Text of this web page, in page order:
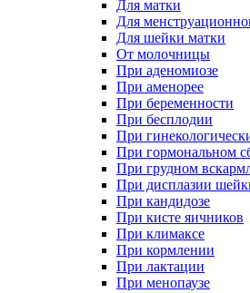
Для матки
Для
Для шейки матки
От молочницы
При аденомиозе
При аменорее
При беременности
При бесплодии
При
При гормональном
При грудном
При дисплазии
При кандидозе
При кисте яичников
При климаксе
При кормлении
При лактации
При менопаузе